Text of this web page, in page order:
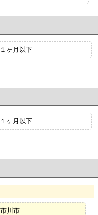
１ヶ月以下
１ヶ月以下
市川市